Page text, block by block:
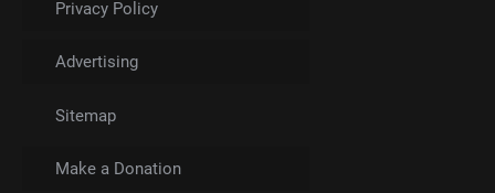
Privacy Policy
Advertising
Sitemap
Make a Donation